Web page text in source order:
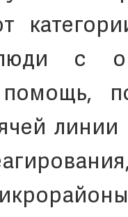
с